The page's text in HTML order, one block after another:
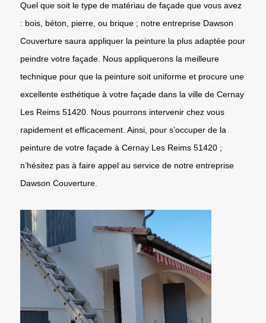
Quel que soit le type de matériau de façade que vous avez
: bois, béton, pierre, ou brique ; notre entreprise Dawson
Couverture saura appliquer la peinture la plus adaptée pour
peindre votre façade. Nous appliquerons la meilleure
technique pour que la peinture soit uniforme et procure une
excellente esthétique à votre façade dans la ville de Cernay
Les Reims 51420. Nous pourrons intervenir chez vous
rapidement et efficacement. Ainsi, pour s’occuper de la
peinture de votre façade à Cernay Les Reims 51420 ;
n’hésitez pas à faire appel au service de notre entreprise
Dawson Couverture.